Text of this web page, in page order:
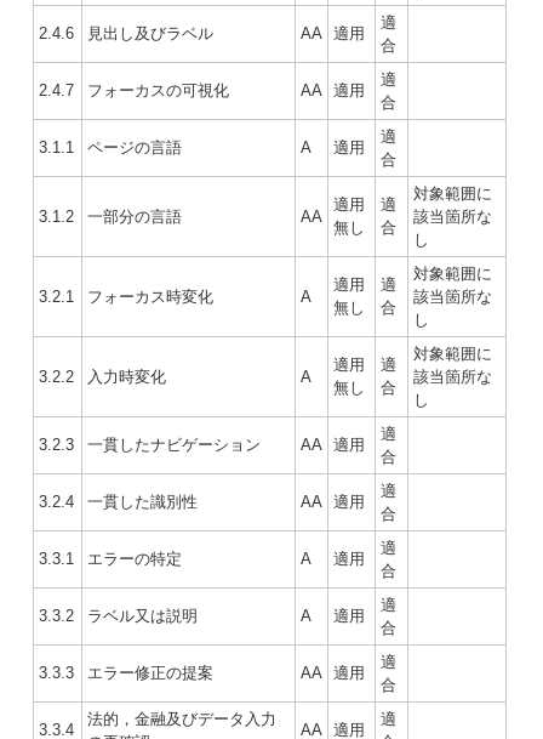
2.4.6 見出し及びラベル AA 適用
適
合
2.4.7 フォーカスの可視化 AA 適用
適
合
3.1.1 ページの言語 A 適用
適
合
3.1.2 一部分の言語 AA
適用
無し
適
合
対象範囲に
該当箇所な
し
3.2.1 フォーカス時変化 A
適用
無し
適
合
対象範囲に
該当箇所な
し
3.2.2 入力時変化 A
適用
無し
適
合
対象範囲に
該当箇所な
し
3.2.3 一貫したナビゲーション AA 適用
適
合
3.2.4 一貫した識別性 AA 適用
適
合
3.3.1 エラーの特定 A 適用
適
合
3.3.2 ラベル又は説明 A 適用
適
合
3.3.3 エラー修正の提案 AA 適用
適
合
3.3.4
法的，金融及びデータ入力
AA 適用
適